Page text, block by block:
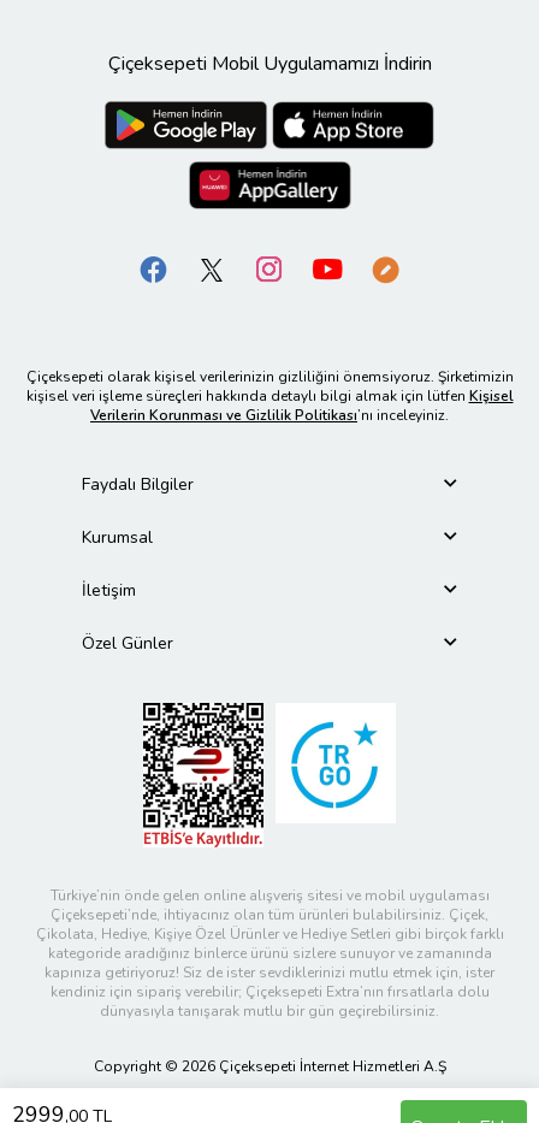
2999,00 TL
Çiçeksepeti Mobil Uygulamamızı İndirin
Çiçeksepeti olarak kişisel verilerinizin gizliliğini önemsiyoruz. Şirketimizin
kişisel veri işleme süreçleri hakkında detaylı bilgi almak için lütfen Kişisel
Verilerin Korunması ve Gizlilik Politikası’nı inceleyiniz.
Faydalı Bilgiler
Kurumsal
İletişim
Özel Günler
Türkiye’nin önde gelen online alışveriş sitesi ve mobil uygulaması
Çiçeksepeti’nde, ihtiyacınız olan tüm ürünleri bulabilirsiniz. Çiçek,
Çikolata, Hediye, Kişiye Özel Ürünler ve Hediye Setleri gibi birçok farklı
kategoride aradığınız binlerce ürünü sizlere sunuyor ve zamanında
kapınıza getiriyoruz! Siz de ister sevdiklerinizi mutlu etmek için, ister
kendiniz için sipariş verebilir; Çiçeksepeti Extra’nın fırsatlarla dolu
dünyasıyla tanışarak mutlu bir gün geçirebilirsiniz.
Copyright © 2026 Çiçeksepeti İnternet Hizmetleri A.Ş